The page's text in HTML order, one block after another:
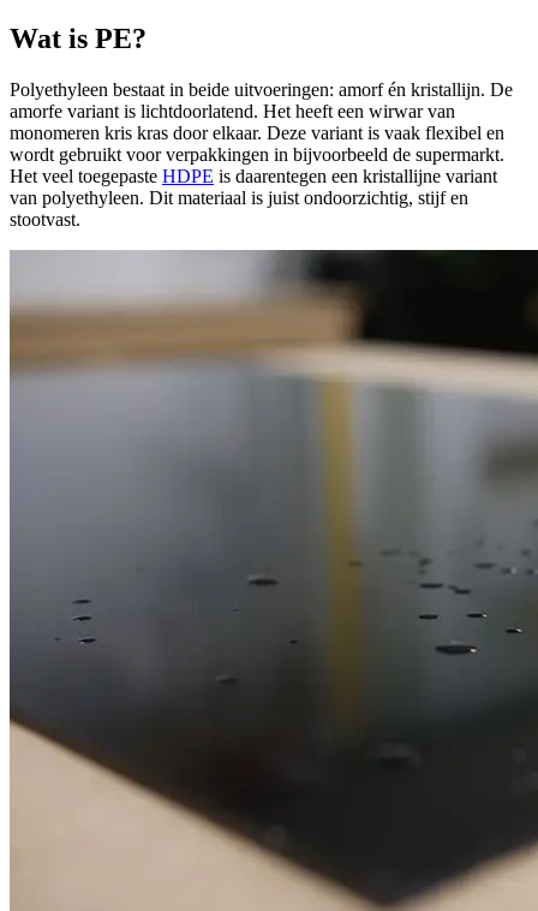
Wat is PE?
Polyethyleen bestaat in beide uitvoeringen: amorf én kristallijn. De
amorfe variant is lichtdoorlatend. Het heeft een wirwar van
monomeren kris kras door elkaar. Deze variant is vaak flexibel en
wordt gebruikt voor verpakkingen in bijvoorbeeld de supermarkt.
Het veel toegepaste HDPE is daarentegen een kristallijne variant
van polyethyleen. Dit materiaal is juist ondoorzichtig, stijf en
stootvast.